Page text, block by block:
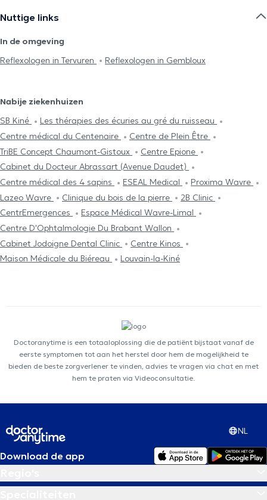
Nuttige links
In de omgeving
Reflexologen in Tervuren
Reflexologen in Gembloux
Nabije ziekenhuizen
SB Kiné
Les thérapies des écuries au gré du ruisseau
Centre médical du Centenaire
Centre de Plein Être
TriBE Concept Chaumont-Gistoux
Centre Epione
Cabinet du Docteur Abrassart (Avenue Daudet)
Centre médical des 4 sapins
ESEAL Medical
Proxima Wavre
Lazeo Wavre
Clinique du bois de la pierre
2B Clinic
CentrEmergences
Espace Médical Wavre-Limal
Centre D'Ophtalmologie Du Brabant Wallon
Cabinet Jodoigne Dental Clinic
Centre Kinos
Maison Médicale du Biéreau
Louvain-la-Kiné
Doctoranytime is een totaaloplossing die de patiënt bijstaat vanaf de
eerste symptomen tot aan het herstel door hem de mogelijkheid te
bieden de beste zorgverlener te vinden, advies te vragen via chat en met
hem te praten via Videoconsultatie.
NL
Download de app